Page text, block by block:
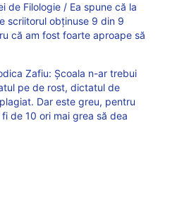
de Filologie / Ea spune că la
scriitorul obținuse 9 din 9
că am fost foarte aproape să
Zafiu: Școala n-ar trebui
pe de rost, dictatul de
Dar este greu, pentru
de 10 ori mai grea să dea